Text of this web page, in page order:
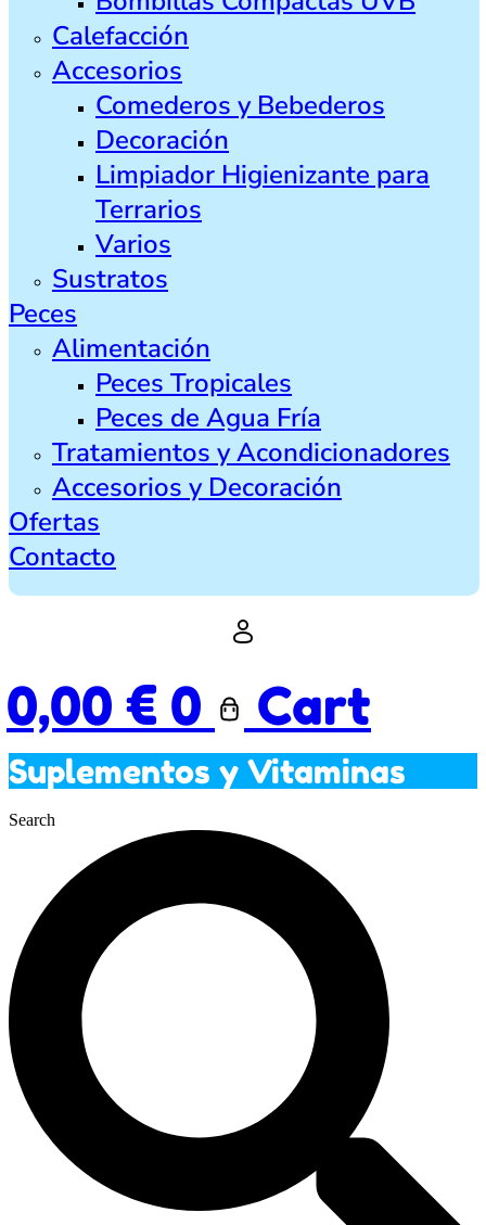
Calefacción
Accesorios
Comederos y Bebederos
Decoración
Limpiador Higienizante para
Terrarios
Varios
Sustratos
Peces
Alimentación
Peces Tropicales
Peces de Agua Fría
Tratamientos y Acondicionadores
Accesorios y Decoración
Ofertas
Contacto
0,00 € 0 Cart
Suplementos y Vitaminas
Search